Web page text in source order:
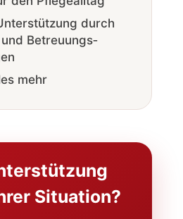
durch
Betreuungs­
mehr
Situation?